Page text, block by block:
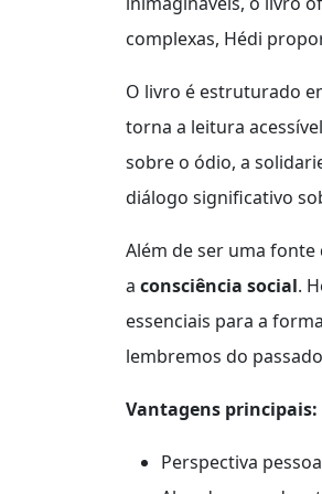
complexas, Hédi
O livro é estruturado
torna a leitura
sobre o ódio, a
diálogo significativo
Além de ser uma fonte
a consciência social.
essenciais para a
lembremos do
Vantagens principais:
Perspectiva